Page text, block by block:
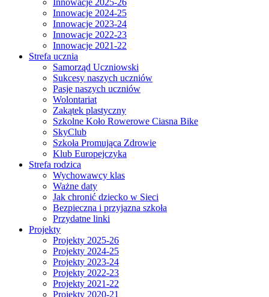
Innowacje 2025-26
Innowacje 2024-25
Innowacje 2023-24
Innowacje 2022-23
Innowacje 2021-22
Strefa ucznia
Samorząd Uczniowski
Sukcesy naszych uczniów
Pasje naszych uczniów
Wolontariat
Zakątek plastyczny
Szkolne Koło Rowerowe Ciasna Bike
SkyClub
Szkoła Promująca Zdrowie
Klub Europejczyka
Strefa rodzica
Wychowawcy klas
Ważne daty
Jak chronić dziecko w Sieci
Bezpieczna i przyjazna szkoła
Przydatne linki
Projekty
Projekty 2025-26
Projekty 2024-25
Projekty 2023-24
Projekty 2022-23
Projekty 2021-22
Projekty 2020-21